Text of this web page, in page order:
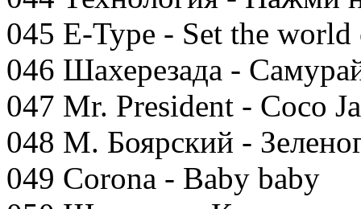
045 E-Type - Set the
046 Шахерезада -
047 Mr. President - Coco
048 М. Боярский -
049 Corona - Baby baby